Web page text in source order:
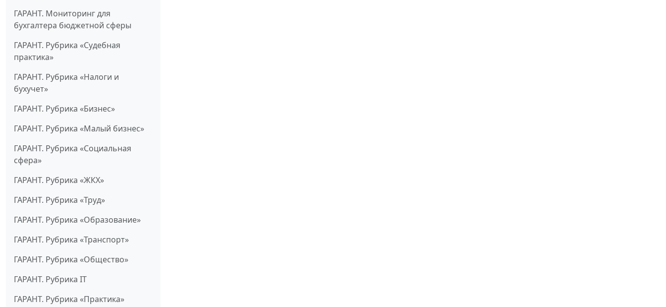
ГАРАНТ. Мониторинг для
бухгалтера бюджетной сферы
ГАРАНТ. Рубрика «Судебная
практика»
ГАРАНТ. Рубрика «Налоги и
бухучет»
ГАРАНТ. Рубрика «Бизнес»
ГАРАНТ. Рубрика «Малый бизнес»
ГАРАНТ. Рубрика «Социальная
сфера»
ГАРАНТ. Рубрика «ЖКХ»
ГАРАНТ. Рубрика «Труд»
ГАРАНТ. Рубрика «Образование»
ГАРАНТ. Рубрика «Транспорт»
ГАРАНТ. Рубрика «Общество»
ГАРАНТ. Рубрика IT
ГАРАНТ. Рубрика «Практика»